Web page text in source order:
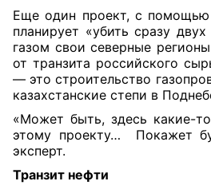
Еще один проект, с помощью
планирует «убить сразу
газом свои северные
от транзита российского
— это строительство
казахстанские степи в
«Может быть, здесь какие-
этому проекту… Покажет
эксперт.
Транзит нефти